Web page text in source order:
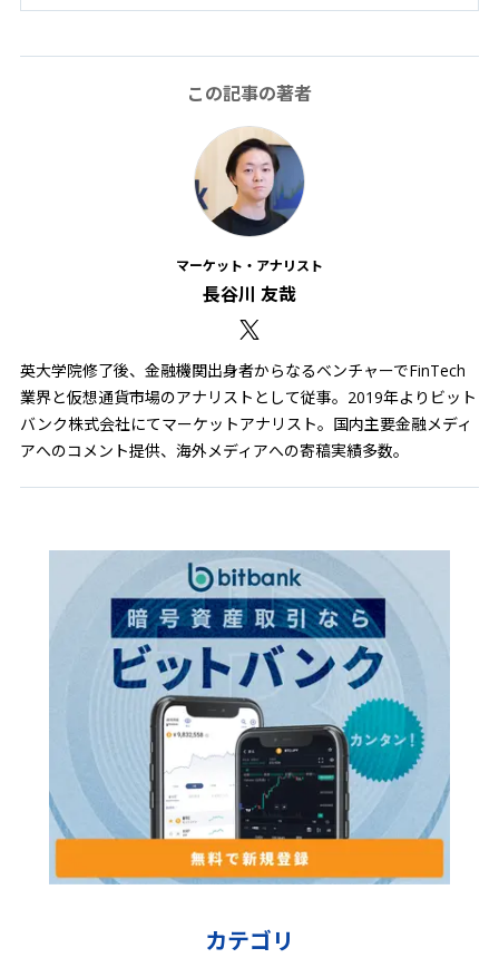
この記事の著者
マーケット・アナリスト
長谷川 友哉
英大学院修了後、金融機関出身者からなるベンチャーでFinTech
業界と仮想通貨市場のアナリストとして従事。2019年よりビット
バンク株式会社にてマーケットアナリスト。国内主要金融メディ
アへのコメント提供、海外メディアへの寄稿実績多数。
カテゴリ